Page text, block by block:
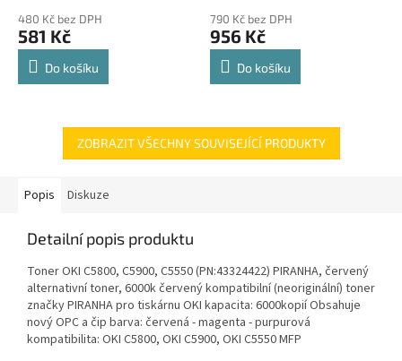
480 Kč bez DPH
581 Kč
Do košíku
790 Kč bez DPH
956 Kč
Do košíku
ZOBRAZIT VŠECHNY SOUVISEJÍCÍ PRODUKTY
Popis Diskuze
Detailní popis produktu
Toner OKI C5800, C5900, C5550 (PN:43324422) PIRANHA, červený
alternativní toner, 6000k červený kompatibilní (neoriginální) toner
značky PIRANHA pro tiskárnu OKI kapacita: 6000kopií Obsahuje
nový OPC a čip barva: červená - magenta - purpurová
kompatibilita: OKI C5800, OKI C5900, OKI C5550 MFP